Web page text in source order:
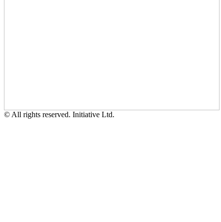
© All rights reserved. Initiative Ltd.